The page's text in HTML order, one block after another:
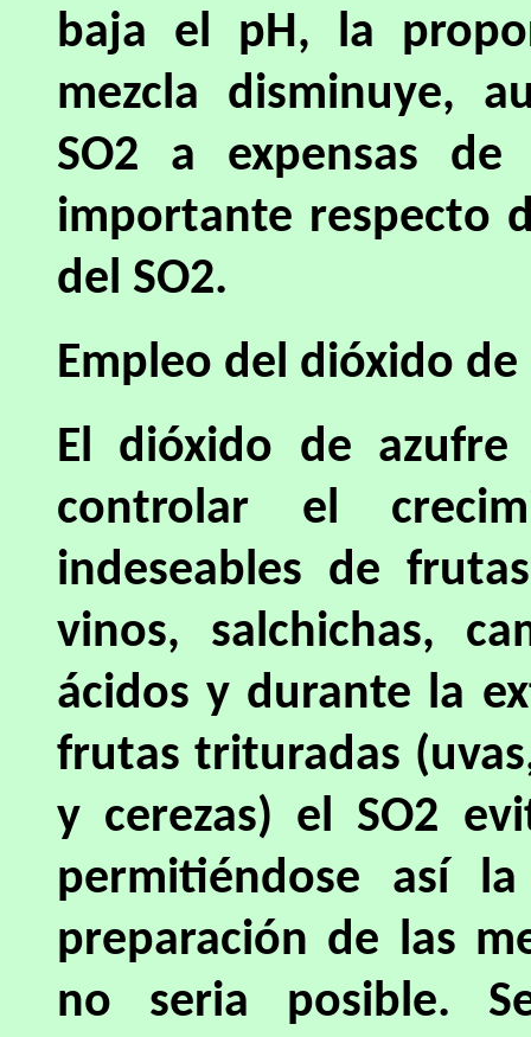
baja el pH, la
mezcla disminuye,
SO2 a expensas
importante respecto
del SO2.
Empleo del dióxido
El dióxido de
controlar el
indeseables de
vinos, salchichas,
ácidos y durante la
frutas trituradas
y cerezas) el SO2
permitiéndose así
preparación de las
no seria posible.